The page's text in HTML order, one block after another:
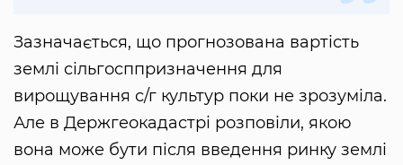
Зазначається, що прогнозована вартість
землі сільгосппризначення для
вирощування с/г культур поки не зрозуміла.
Але в Держгеокадастрі розповіли, якою
вона може бути після введення ринку землі